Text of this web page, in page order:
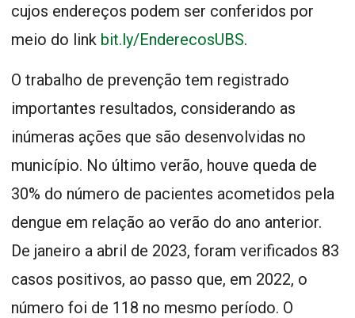
cujos endereços podem ser conferidos por
meio do link bit.ly/EnderecosUBS.
O trabalho de prevenção tem registrado
importantes resultados, considerando as
inúmeras ações que são desenvolvidas no
município. No último verão, houve queda de
30% do número de pacientes acometidos pela
dengue em relação ao verão do ano anterior.
De janeiro a abril de 2023, foram verificados 83
casos positivos, ao passo que, em 2022, o
número foi de 118 no mesmo período. O